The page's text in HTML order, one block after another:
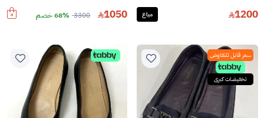
1200 مباع 1050
3300 68% خصم
سعر قابل للتفاوض
تخفيضات كبرى